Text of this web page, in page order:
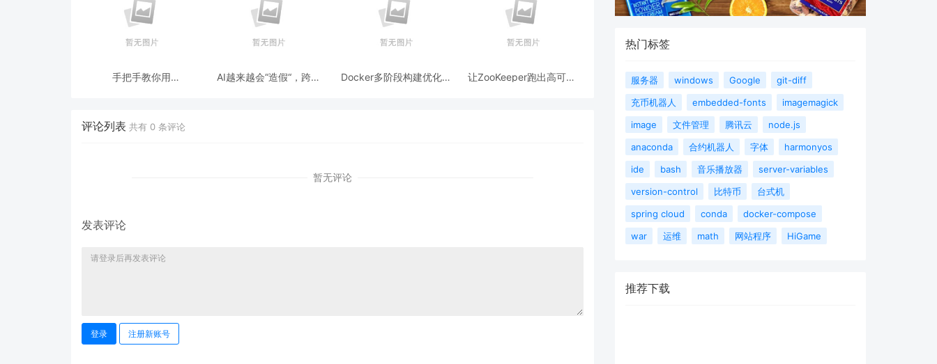
手把手教你用
AI越来越会“造假“，跨模
Docker多阶段构建优化：
让ZooKeeper跑出高可用:
评论列表 共有 0 条评论
暂无评论
发表评论
登录 注册新账号
热门标签
服务器 windows Google
git-diff
充币机器人
embedded-fonts
imagemagick
image
文件管理 腾讯云
node.js
anaconda
合约机器人 字体
harmonyos
ide
bash 音乐播放器
server-variables
version-control
比特币
台式机
spring cloud
conda
docker-compose
war
运维 math 网站程序 HiGame
推荐下载